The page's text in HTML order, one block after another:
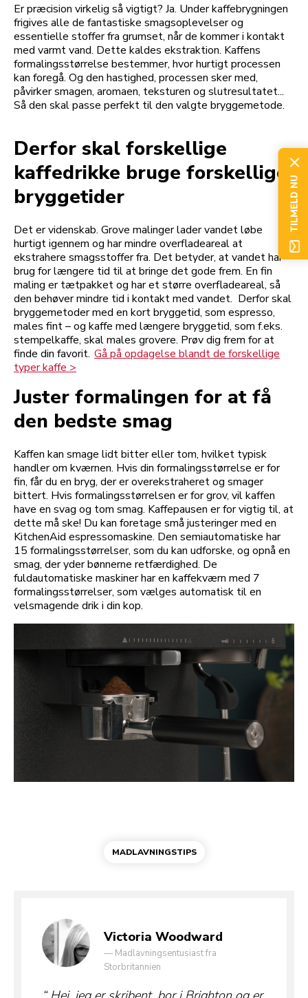
Er præcision virkelig så vigtigt? Ja. Under kaffebrygningen
frigives alle de fantastiske smagsoplevelser og
essentielle stoffer fra grumset, når de kommer i kontakt
med varmt vand. Dette kaldes ekstraktion. Kaffens
formalingsstørrelse bestemmer, hvor hurtigt processen
kan foregå. Og den hastighed, processen sker med,
påvirker smagen, aromaen, teksturen og slutresultatet...
Så den skal passe perfekt til den valgte bryggemetode.
Derfor skal forskellige
kaffedrikke bruge forskellige
bryggetider
Det er videnskab. Grove malinger lader vandet løbe
hurtigt igennem og har mindre overfladeareal at
ekstrahere smagsstoffer fra. Det betyder, at vandet har
brug for længere tid til at bringe det gode frem. En fin
maling er tætpakket og har et større overfladeareal, så
den behøver mindre tid i kontakt med vandet. Derfor skal
bryggemetoder med en kort bryggetid, som espresso,
males fint – og kaffe med længere bryggetid, som f.eks.
stempelkaffe, skal males grovere. Prøv dig frem for at
finde din favorit. Gå på opdagelse blandt de forskellige
typer kaffe >
Juster formalingen for at få
den bedste smag
Kaffen kan smage lidt bitter eller tom, hvilket typisk
handler om kværnen. Hvis din formalingsstørrelse er for
fin, får du en bryg, der er overekstraheret og smager
bittert. Hvis formalingsstørrelsen er for grov, vil kaffen
have en svag og tom smag. Kaffepausen er for vigtig til, at
dette må ske! Du kan foretage små justeringer med en
KitchenAid espressomaskine. Den semiautomatiske har
15 formalingsstørrelser, som du kan udforske, og opnå en
smag, der yder bønnerne retfærdighed. De
fuldautomatiske maskiner har en kaffekværn med 7
formalingsstørrelser, som vælges automatisk til en
velsmagende drik i din kop.
MADLAVNINGSTIPS
Victoria Woodward
— Madlavningsentusiast fra
Storbritannien
TILMELD NU